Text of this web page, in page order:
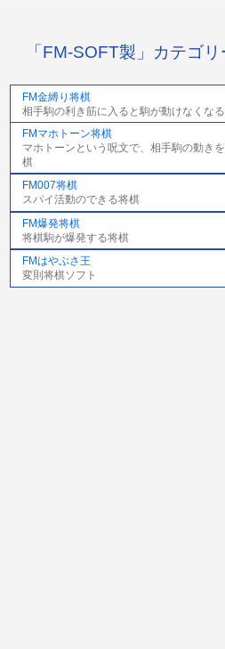
「FM-SOFT製」カテゴ
FM金縛り将棋
相手駒の利き筋に入ると駒が動けなくな
FMマホトーン将棋
マホトーンという呪文で、相手駒の動き
棋
FM007将棋
スパイ活動のできる将棋
FM爆発将棋
将棋駒が爆発する将棋
FMはやぶさ王
変則将棋ソフト